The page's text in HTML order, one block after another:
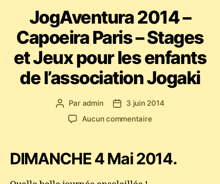
JogAventura 2014 –
Capoeira Paris – Stages
et Jeux pour les enfants
de l’association Jogaki
Auteur
l’article
Par admin
Date3 juin 2014
Aucun commentairesur
–
Capoeira
DIMANCHE 4 Mai 2014.